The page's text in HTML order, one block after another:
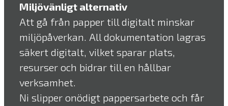
Miljövänligt alternativ
Att gå från papper till digitalt minskar
miljöpåverkan. All dokumentation lagras
säkert digitalt, vilket sparar plats,
resurser och bidrar till en hållbar
verksamhet.
Ni slipper onödigt pappersarbete och får